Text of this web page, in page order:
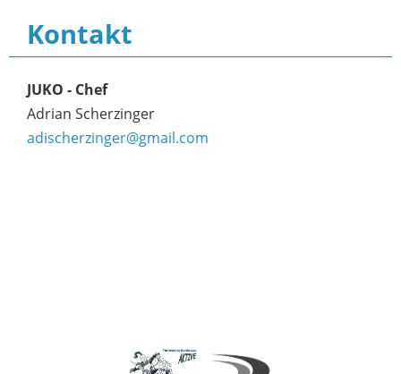
Kontakt
JUKO - Chef
Adrian Scherzinger
adischerzinger@gmail.com